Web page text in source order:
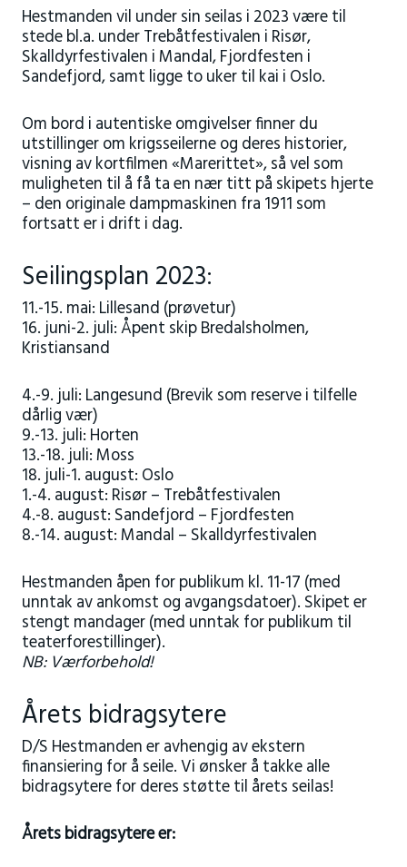
Hestmanden vil under sin seilas i 2023 være til
stede bl.a. under Trebåtfestivalen i Risør,
Skalldyrfestivalen i Mandal, Fjordfesten i
Sandefjord, samt ligge to uker til kai i Oslo.
Om bord i autentiske omgivelser finner du
utstillinger om krigsseilerne og deres historier,
visning av kortfilmen «Marerittet», så vel som
muligheten til å få ta en nær titt på skipets hjerte
– den originale dampmaskinen fra 1911 som
fortsatt er i drift i dag.
Seilingsplan 2023:
11.-15. mai: Lillesand (prøvetur)
16. juni-2. juli: Åpent skip Bredalsholmen,
Kristiansand
4.-9. juli: Langesund (Brevik som reserve i tilfelle
dårlig vær)
9.-13. juli: Horten
13.-18. juli: Moss
18. juli-1. august: Oslo
1.-4. august: Risør – Trebåtfestivalen
4.-8. august: Sandefjord – Fjordfesten
8.-14. august: Mandal – Skalldyrfestivalen
Hestmanden åpen for publikum kl. 11-17 (med
unntak av ankomst og avgangsdatoer). Skipet er
stengt mandager (med unntak for publikum til
teaterforestillinger).
NB: Værforbehold!
Årets bidragsytere
D/S Hestmanden er avhengig av ekstern
finansiering for å seile. Vi ønsker å takke alle
bidragsytere for deres støtte til årets seilas!
Årets bidragsytere er: